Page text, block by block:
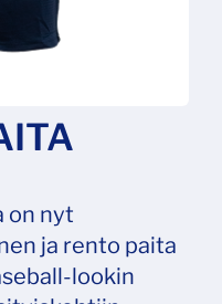
on nyt
ja rento paita
lookin